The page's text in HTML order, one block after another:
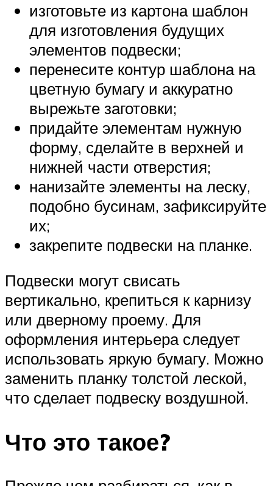
изготовьте из картона шаблон
для изготовления будущих
элементов подвески;
перенесите контур шаблона на
цветную бумагу и аккуратно
вырежьте заготовки;
придайте элементам нужную
форму, сделайте в верхней и
нижней части отверстия;
нанизайте элементы на леску,
подобно бусинам, зафиксируйте
их;
закрепите подвески на планке.
Подвески могут свисать
вертикально, крепиться к карнизу
или дверному проему. Для
оформления интерьера следует
использовать яркую бумагу. Можно
заменить планку толстой леской,
что сделает подвеску воздушной.
Что это такое?